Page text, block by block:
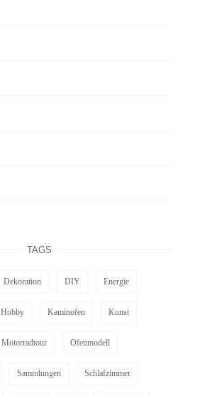
TAGS
Dekoration DIY Energie
Hobby Kaminofen Kunst
Motorradtour Ofenmodell
Sammlungen Schlafzimmer